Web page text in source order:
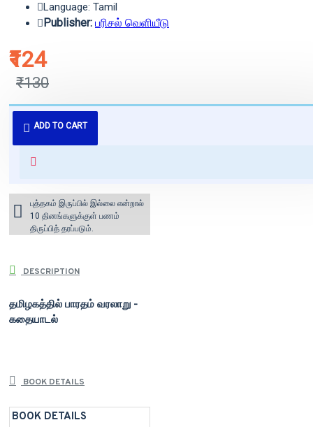
₹124
₹130
Language: Tamil
Publisher: பரிசல் வெளியீடு
ADD TO CART
புத்தகம் 3 - 7 நாட்களில் அனுப்பி
வைக்கப்படும்.
for orders above ₹1000 within
புத்தகம் இருப்பில் இல்லை என்றால்
10 தினங்களுக்குள் பணம்
திருப்பித் தரப்படும்.
DESCRIPTION
தமிழகத்தில் பாரதம் வரலாறு -
கதையாடல்
BOOK DETAILS
BOOK DETAILS